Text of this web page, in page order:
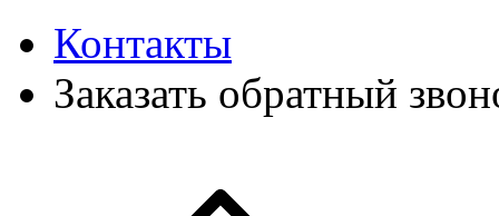
Контакты
Заказать обратный